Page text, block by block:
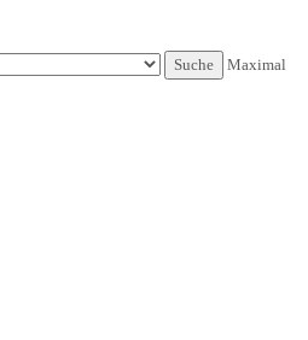
Maximal